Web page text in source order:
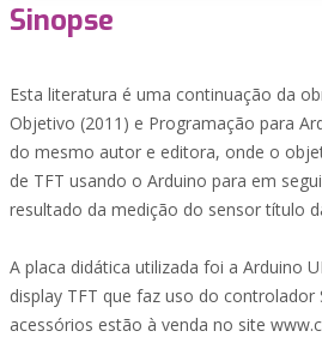
Sinopse
Esta literatura é uma continuação da
Objetivo (2011) e Programação para
do mesmo autor e editora, onde o
de TFT usando o Arduino para em
resultado da medição do sensor título
A placa didática utilizada foi a Arduino
display TFT que faz uso do controlador
acessórios estão à venda no site